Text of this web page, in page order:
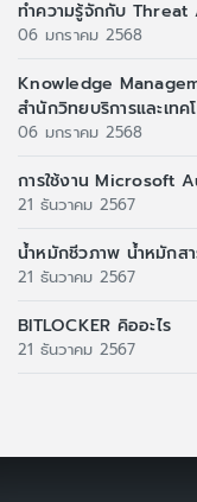
ทำความรู้จักกับ Threat
06 มกราคม 2568
Knowledge
สำนักวิทยบริการและเทค
06 มกราคม 2568
การใช้งาน Microsoft
21 ธันวาคม 2567
น้ำหมักชีวภาพ น้ำหมักส
21 ธันวาคม 2567
BITLOCKER คิออะไร
21 ธันวาคม 2567